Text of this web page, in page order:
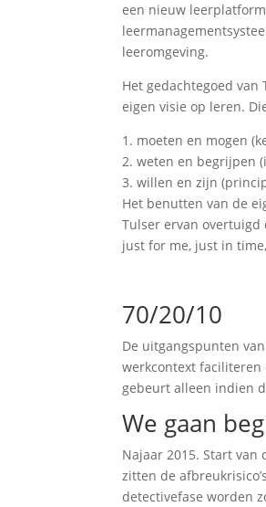
een nieuw
leeromgeving.
Het gedachtegoed
eigen visie op leren.
1. moeten en mogen
2. weten en begrijpen
3. willen en zijn
Het benutten van de
Tulser ervan
just for me, just in
70/20/10
De uitgangspunten
werkcontext
gebeurt alleen indien
We gaan
Najaar 2015. Start van
zitten de
detectivefase worden